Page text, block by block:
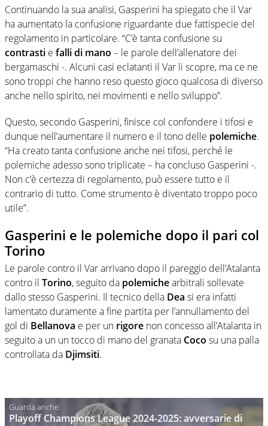
Continuando la sua analisi, Gasperini ha spiegato che il Var
ha aumentato la confusione riguardante due fattispecie del
regolamento in particolare. “C’è tanta confusione su
contrasti e fallidi mano – le parole dell’allenatore dei
bergamaschi -. Alcuni casi eclatanti il Var li scopre, ma ce ne
sono troppi che hanno reso questo gioco qualcosa di diverso
anche nello spirito, nei movimenti e nello sviluppo”.
Questo, secondo Gasperini, finisce col confondere i tifosi e
dunque nell’aumentare il numero e il tono delle polemiche.
“Ha creato tanta confusione anche nei tifosi, perché le
polemiche adesso sono triplicate – ha concluso Gasperini -.
Non c’è certezza di regolamento, può essere tutto e il
contrario di tutto. Come strumento è diventato troppo poco
utile”.
Gasperini e le polemiche dopo il pari col
Torino
Le parole contro il Var arrivano dopo il pareggio dell’Atalanta
contro il Torino, seguito da polemichearbitrali sollevate
dallo stesso Gasperini. Il tecnico della Dea si era infatti
lamentato duramente a fine partita per l’annullamento del
gol di Bellanova e per un rigore non concesso all’Atalanta in
seguito a un un tocco di mano del granata Coco su una palla
controllata da Djimsiti.
Playoff Champions League 2024-2025: avversarie di